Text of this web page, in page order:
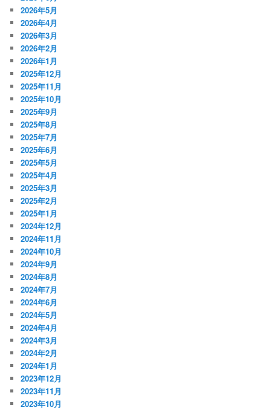
2026年5月
2026年4月
2026年3月
2026年2月
2026年1月
2025年12月
2025年11月
2025年10月
2025年9月
2025年8月
2025年7月
2025年6月
2025年5月
2025年4月
2025年3月
2025年2月
2025年1月
2024年12月
2024年11月
2024年10月
2024年9月
2024年8月
2024年7月
2024年6月
2024年5月
2024年4月
2024年3月
2024年2月
2024年1月
2023年12月
2023年11月
2023年10月